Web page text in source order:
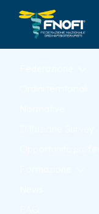
Skip to Main Content